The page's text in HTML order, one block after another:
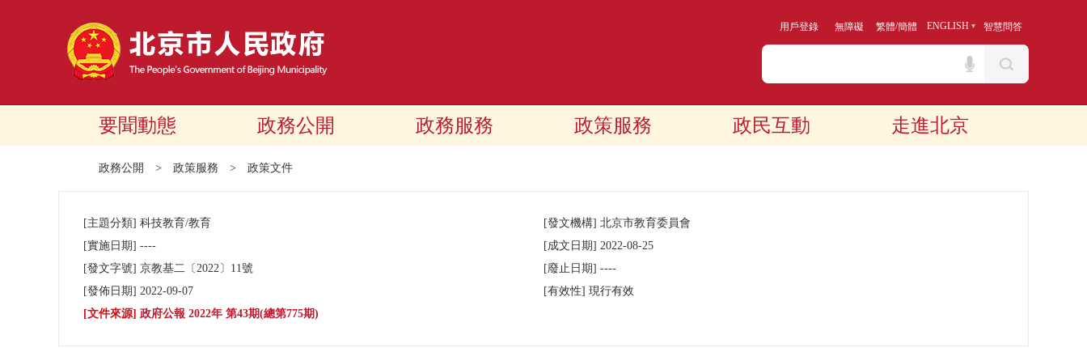
用戶登錄 無障礙 繁體/簡體 ENGLISH 智慧問答
要聞動態 政務公開 政務服務 政策服務 政民互動 走進北京
政務公開 > 政策服務 > 政策文件
[主題分類] 科技教育/教育 [發文機構] 北京市教育委員會
[實施日期] ---- [成文日期] 2022-08-25
[發文字號] 京教基二 〔2022〕 11號 [廢止日期] ----
[發佈日期] 2022-09-07 [有效性] 現行有效
[文件來源] 政府公報 2022年 第43期(總第775期)